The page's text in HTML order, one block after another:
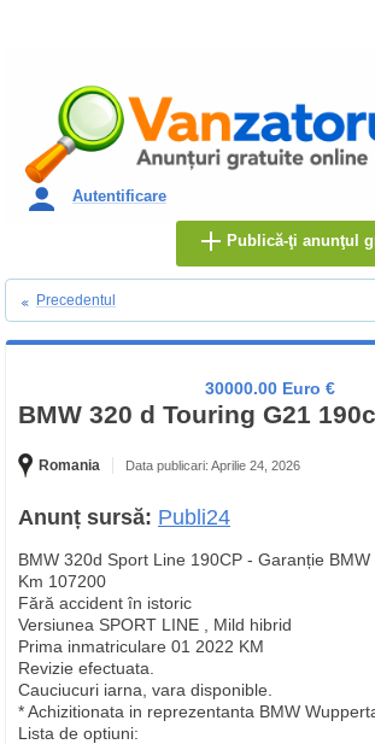
Autentificare
Publică-ţi anunţul
Precedentul
30000.00 Euro €
BMW 320 d Touring G21
Romania Data publicari: Aprilie 24, 2026
Anunț sursă: Publi24
BMW 320d Sport Line 190CP - Garanție BMW
Km 107200
Fără accident în istoric
Versiunea SPORT LINE , Mild hibrid
Prima inmatriculare 01 2022 KM
Revizie efectuata.
Cauciucuri iarna, vara disponible.
* Achizitionata in reprezentanta BMW
Lista de optiuni: